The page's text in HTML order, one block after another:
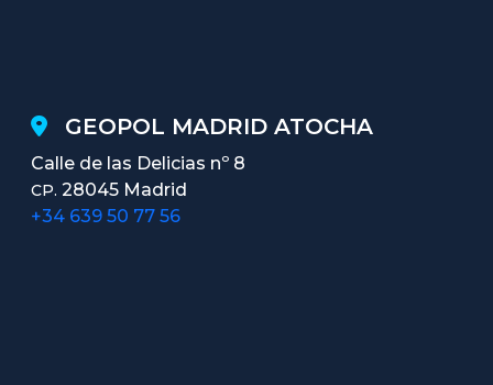
GEOPOL MADRID ATOCHA
Calle de las Delicias nº 8
CP. 28045 Madrid
+34 639 50 77 56